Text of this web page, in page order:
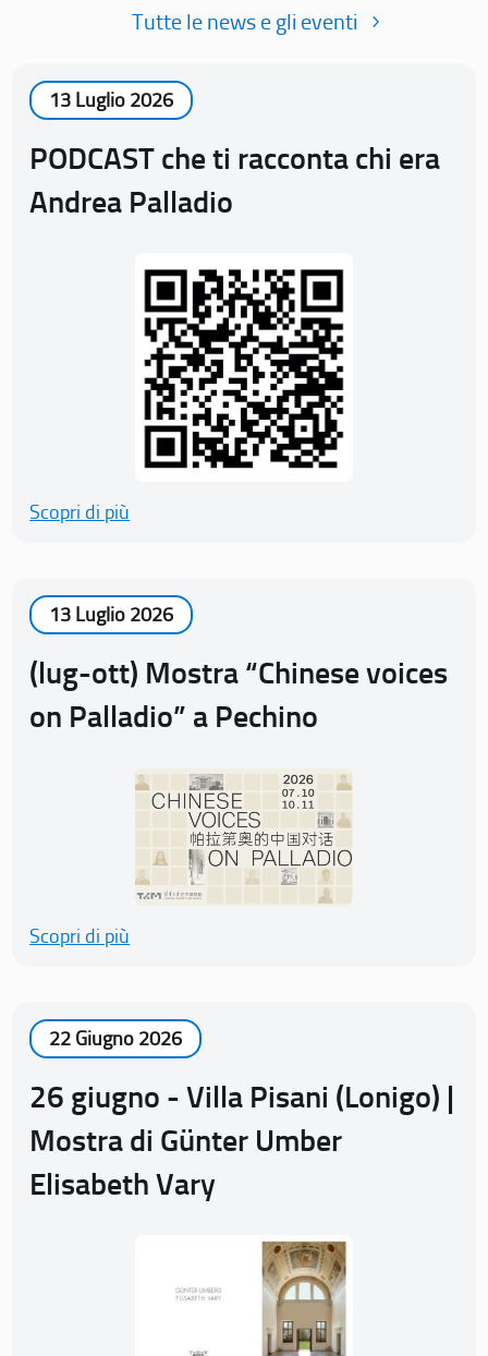
Tutte le news e gli eventi
13 Luglio 2026
PODCAST che ti racconta chi era
Andrea Palladio
Scopri di più
13 Luglio 2026
(lug-ott) Mostra “Chinese voices
on Palladio” a Pechino
Scopri di più
22 Giugno 2026
26 giugno - Villa Pisani (Lonigo) |
Mostra di Günter Umber
Elisabeth Vary